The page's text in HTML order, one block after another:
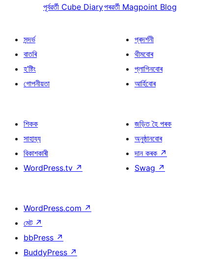
পূৰ্বৱৰ্তী Cube Diaryপৰৱৰ্তী Magpoint Blog
সন্দৰ্ভ
বাতৰি
হ’ষ্টিং
গোপনীয়তা
প্ৰদৰ্শনী
থীমবোৰ
প্লাগিনবোৰ
আৰ্হিবোৰ
শিকক
সাহায্য
বিকাশকাৰী
WordPress.tv ↗
জড়িত হৈ পৰক
অনুষ্ঠানবোৰ
দান কৰক ↗
Swag ↗
WordPress.com ↗
মেট ↗
bbPress ↗
BuddyPress ↗